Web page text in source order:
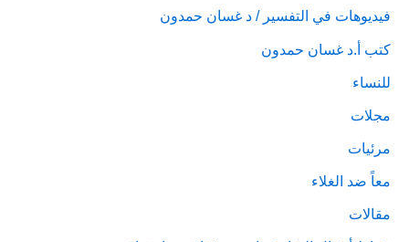
فيديوهات في التفسير / د غسان حمدون
كتب أ.د غسان حمدون
للنساء
مجلات
مرئيات
معاً ضد الغلاء
مقالات